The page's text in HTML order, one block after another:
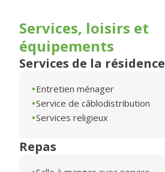
Services, loisirs et
équipements
Services de la résidence
Entretien ménager
Service de câblodistribution
Services religieux
Repas